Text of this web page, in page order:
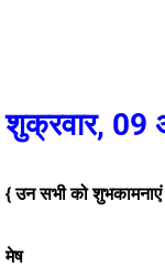
शुक्रवार, 09
{ उन सभी को शुभकामनाएं
मेष